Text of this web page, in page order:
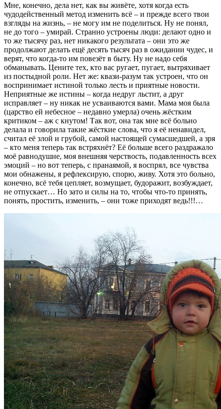
Мне, конечно, дела нет, как вы живёте, хотя когда есть
чудодейственный метод изменить всё – и прежде всего твои
взгляды на жизнь, – не могу им не поделиться. Ну не понял,
не до того – умирай. Странно устроены люди: делают одно и
то же тысячу раз, нет никакого результата – они это же
продолжают делать ещё десять тысяч раз в ожидании чудес, и
верят, что когда-то им повезёт в быту. Ну не надо себя
обманывать. Цените тех, кто вас ругает, пугает, вытряхивает
из постыдной роли. Нет же: квази-разум так устроен, что он
воспринимает истиной только лесть и приятные новости.
Неприятные же истины – когда недруг льстит, а друг
исправляет – ну никак не усваиваются вами. Мама моя была
(царство ей небесное – недавно умерла) очень жёстким
критиком – аж с кнутом! Так вот, она так мне всё больно
делала и говорила такие жёсткие слова, что я её ненавидел,
считал её злой и грубой, самой настоящей сумасшедшей, а зря
– кто меня теперь так встряхнёт? Её больше всего раздражало
моё равнодушие, моя внешняя черствость, подавленность всех
эмоций – но вот теперь, с пранаямой, я воспрял, все чувства
мои обнажены, я рефлексирую, спорю, живу. Хотя это больно,
конечно, всё тебя цепляет, возмущает, будоражит, возбуждает,
не отпускает… Но зато и силы на то, чтобы что-то принять,
понять, простить, изменить, – они тоже приходят ведь!!!…